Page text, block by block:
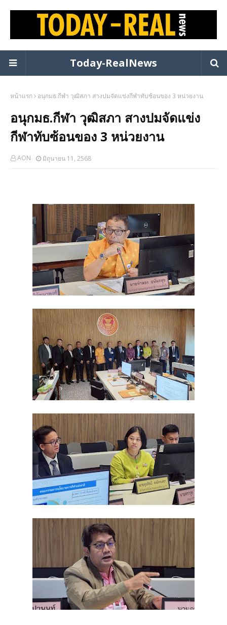
Today-RealNews
หน้าแรก อนุกมธ.กีฬา วุฒิสภา สางปมจัดแข่งกีฬาทับซ้อนของ 3 หน่วยงาน
อนุกมธ.กีฬา วุฒิสภา สางปมจัดแข่ง
กีฬาทับซ้อนของ 3 หน่วยงาน
AON มิถุนายน 11, 2568